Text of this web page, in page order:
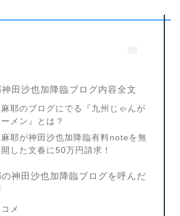
田沙也加降臨ブログ内容全文
耶のブログにでる『九州じゃんが
メン』とは？
耶が神田沙也加降臨有料noteを無
した文春に50万円請求！
神田沙也加降臨ブログを呼んだ
メ